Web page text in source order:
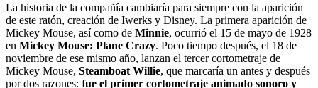
La historia de la compañía cambiaría para siempre con la aparición
de este ratón, creación de Iwerks y Disney. La primera aparición de
Mickey Mouse, así como de Minnie, ocurrió el 15 de mayo de 1928
en Mickey Mouse: Plane Crazy. Poco tiempo después, el 18 de
noviembre de ese mismo año, lanzan el tercer cortometraje de
Mickey Mouse, Steamboat Willie, que marcaría un antes y después
por dos razones: fue el primer cortometraje animado sonoro y